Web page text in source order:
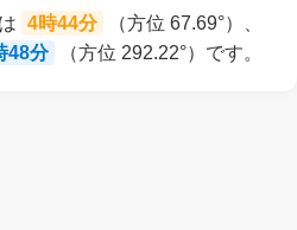
4時44分
（方位 67.69°）、
48分 （方位 292.22°）です。